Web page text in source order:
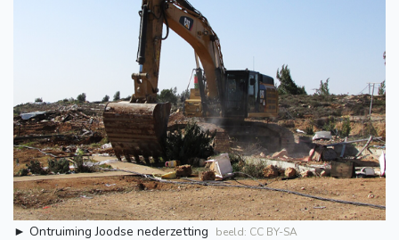
► Ontruiming Joodse nederzetting beeld: CC BY-SA